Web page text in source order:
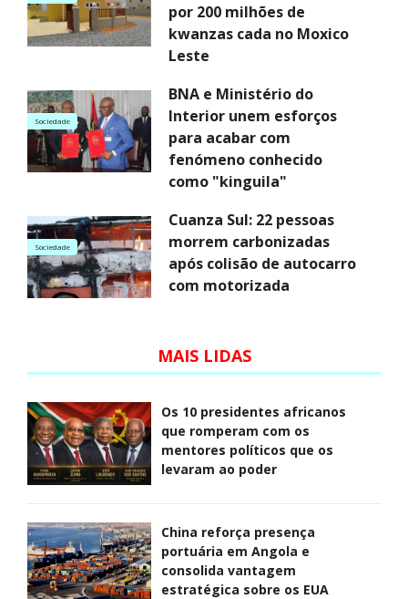
por 200 milhões de
kwanzas cada no Moxico
Leste
Sociedade
BNA e Ministério do
Interior unem esforços
para acabar com
fenómeno conhecido
como "kinguila"
Sociedade
Cuanza Sul: 22 pessoas
morrem carbonizadas
após colisão de autocarro
com motorizada
MAIS LIDAS
Os 10 presidentes africanos
que romperam com os
mentores políticos que os
levaram ao poder
China reforça presença
portuária em Angola e
consolida vantagem
estratégica sobre os EUA